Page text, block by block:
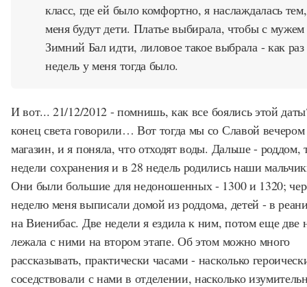
класс, где ей было комфортно, я наслаждалась
меня будут дети. Платье выбирала, чтобы с
Зимний Бал идти, лиловое такое выбрала - как
недель у меня тогда было.
И вот... 21/12/2012 - помнишь, как все боялись этой
конец света говорили… Вот тогда мы со Славой
магазин, и я поняла, что отходят воды. Дальше - роддом,
недели сохранения и в 28 недель родились наши
Они были большие для недоношенных - 1300 и 1320;
неделю меня выписали домой из роддома, детей - в
на Виенибас. Две недели я ездила к ним, потом еще две
лежала с ними на втором этапе. Об этом можно много
рассказывать, практически часами - насколько
соседствовали с нами в отделении, насколько